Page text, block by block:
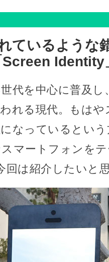
ているような
Identity
代を中心に普及し
れる現代。もは
なっているとい
マートフォンを
回は紹介したいと